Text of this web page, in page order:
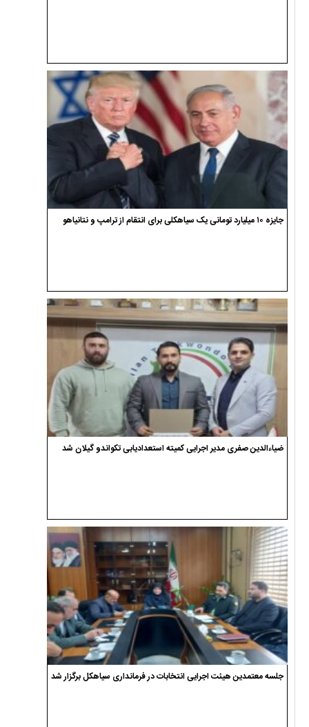
جایزه ۱۰ میلیارد تومانی یک سیاهکلی برای انتقام از ترامپ و نتانیاهو
ضیاءالدین صفری مدیر اجرایی کمیته استعدادیابی تکواندو گیلان شد
جلسه معتمدین هیئت اجرایی انتخابات در فرمانداری سیاهکل برگزار شد